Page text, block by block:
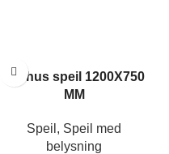
Aarhus speil 1200X750
MM
Speil , Speil med
belysning